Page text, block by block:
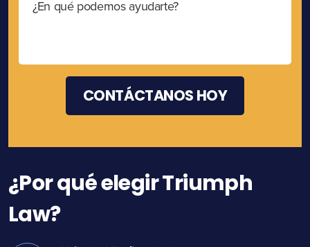
¿Por qué elegir Triumph
Law?